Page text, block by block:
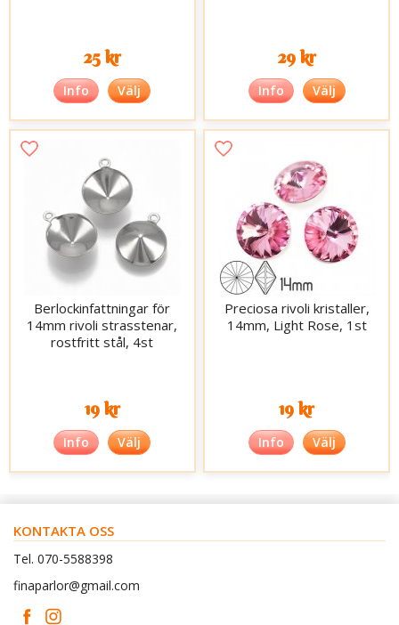
25 kr
Info Välj
29 kr
Info Välj
Berlockinfattningar för
14mm rivoli strasstenar,
rostfritt stål, 4st
19 kr
Info Välj
Preciosa rivoli kristaller,
14mm, Light Rose, 1st
19 kr
Info Välj
KONTAKTA OSS
Tel. 070-5588398
finaparlor@gmail.com